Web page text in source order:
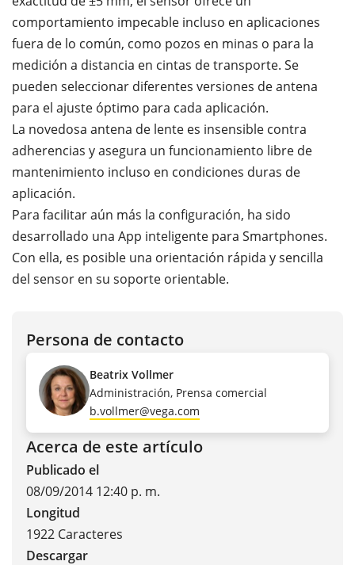
comportamiento impecable incluso en aplicaciones
fuera de lo común, como pozos en minas o para la
medición a distancia en cintas de transporte. Se
pueden seleccionar diferentes versiones de antena
para el ajuste óptimo para cada aplicación.
La novedosa antena de lente es insensible contra
adherencias y asegura un funcionamiento libre de
mantenimiento incluso en condiciones duras de
aplicación.
Para facilitar aún más la configuración, ha sido
desarrollado una App inteligente para Smartphones.
Con ella, es posible una orientación rápida y sencilla
del sensor en su soporte orientable.
Persona de contacto
Beatrix Vollmer
Administración, Prensa comercial
b.vollmer@vega.com
Acerca de este artículo
Publicado el
08/09/2014 12:40 p. m.
Longitud
1922 Caracteres
Descargar